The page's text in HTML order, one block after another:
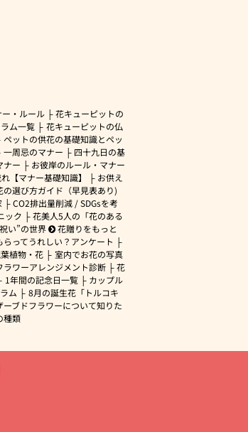
・ルール
花キューピットの
ム一覧
花キューピットの仏
ペットの供花の基礎知識とペッ
一周忌のマナー
四十九日の基
ナー
お彼岸のルール・マナー
【マナー基礎知識】
お供え
の選び方ガイド（早見表あり)
CO2排出量削減 / SDGsを考
ック
花美人5人の「花のある
い”の世界
花贈りをもっと
らってうれしい？アンケート
植物・花
室内でお花の写真
ラワーアレンジメント診断
花
1年間の記念日一覧
カップル
ム
8月の誕生花「トルコキ
ーブドフラワーについて知りた
種類